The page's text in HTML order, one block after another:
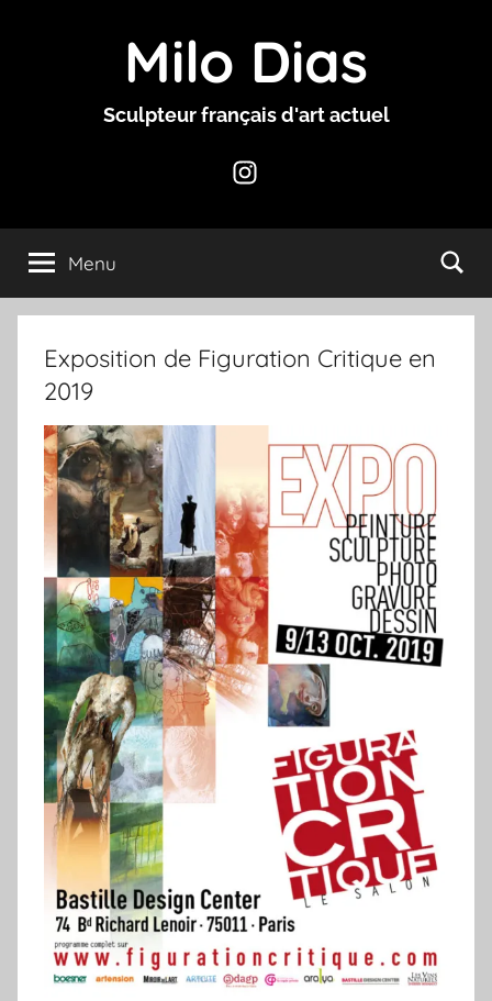
Milo Dias
Sculpteur français d'art actuel
Instagram
Menu
Exposition de Figuration Critique en
2019